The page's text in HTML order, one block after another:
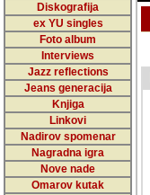
Diskografija
ex YU singles
Foto album
Interviews
Jazz reflections
Jeans generacija
Knjiga
Linkovi
Nadirov spomenar
Nagradna igra
Nove nade
Omarov kutak